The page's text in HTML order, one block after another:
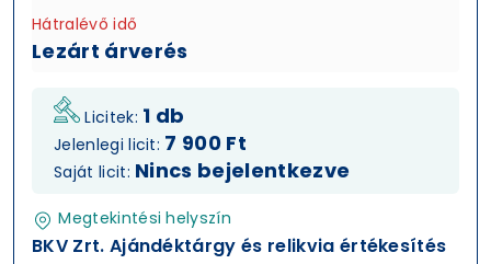
Hátralévő idő
Lezárt árverés
Licitek: 1 db
Jelenlegi licit: 7 900 Ft
Saját licit: Nincs bejelentkezve
Megtekintési helyszín
BKV Zrt. Ajándéktárgy és relikvia értékesítés